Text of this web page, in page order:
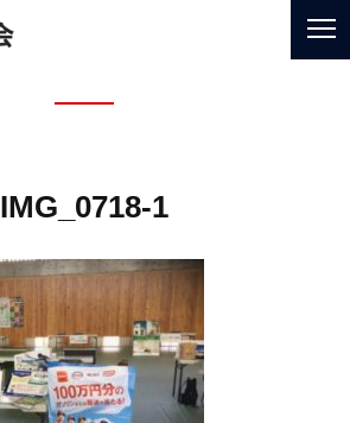
信和
IMG_0718-1